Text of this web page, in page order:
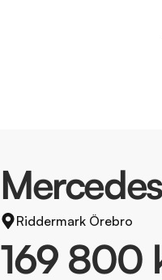
Riddermark Örebro
169 800